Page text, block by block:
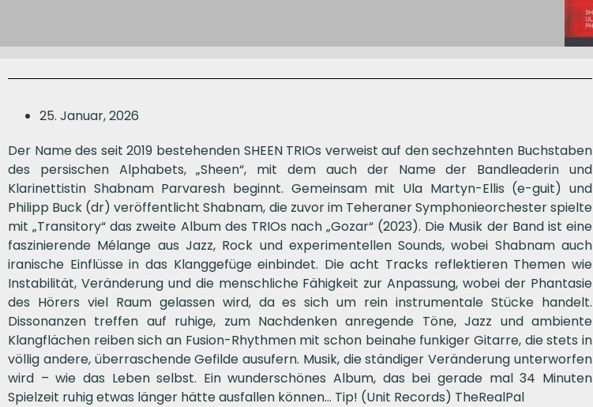
25. Januar, 2026
Der Name des seit 2019 bestehenden SHEEN TRIOs verweist auf den sechzehnten Buchstaben
des persischen Alphabets, „Sheen“, mit dem auch der Name der Bandleaderin und
Klarinettistin Shabnam Parvaresh beginnt. Gemeinsam mit Ula Martyn-Ellis (e-guit) und
Philipp Buck (dr) veröffentlicht Shabnam, die zuvor im Teheraner Symphonieorchester spielte
mit „Transitory“ das zweite Album des TRIOs nach „Gozar“ (2023). Die Musik der Band ist eine
faszinierende Mélange aus Jazz, Rock und experimentellen Sounds, wobei Shabnam auch
iranische Einflüsse in das Klanggefüge einbindet. Die acht Tracks reflektieren Themen wie
Instabilität, Veränderung und die menschliche Fähigkeit zur Anpassung, wobei der Phantasie
des Hörers viel Raum gelassen wird, da es sich um rein instrumentale Stücke handelt.
Dissonanzen treffen auf ruhige, zum Nachdenken anregende Töne, Jazz und ambiente
Klangflächen reiben sich an Fusion-Rhythmen mit schon beinahe funkiger Gitarre, die stets in
völlig andere, überraschende Gefilde ausufern. Musik, die ständiger Veränderung unterworfen
wird – wie das Leben selbst. Ein wunderschönes Album, das bei gerade mal 34 Minuten
Spielzeit ruhig etwas länger hätte ausfallen können… Tip! (Unit Records) TheRealPal